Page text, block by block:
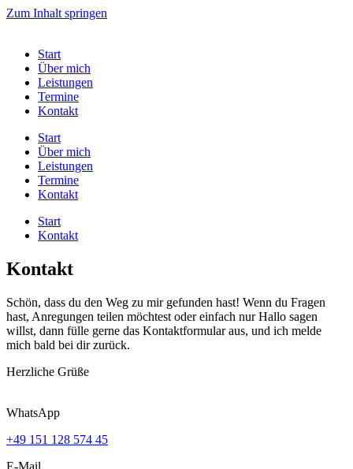
Zum Inhalt springen
Start
Über mich
Leistungen
Termine
Kontakt
Start
Über mich
Leistungen
Termine
Kontakt
Start
Kontakt
Kontakt
Schön, dass du den Weg zu mir gefunden hast! Wenn du Fragen
hast, Anregungen teilen möchtest oder einfach nur Hallo sagen
willst, dann fülle gerne das Kontaktformular aus, und ich melde
mich bald bei dir zurück.
Herzliche Grüße
WhatsApp
+49 151 128 574 45
E-Mail